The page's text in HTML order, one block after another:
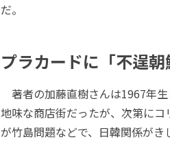
だ。
プラカードに「不逞朝
著者の加藤直樹さんは1967年
地味な商店街だったが、次第に
が竹島問題などで、日韓関係が